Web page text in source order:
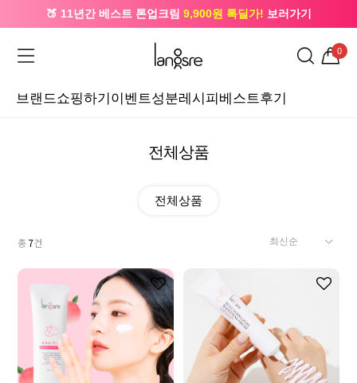
🍑 11년간 베스트 톤업크림 9,900원 톡딜가! 보러가기
5,000원
0
브랜드쇼핑하기 이벤트성분레시피 베스트후기
전체상품
전체상품
총7건